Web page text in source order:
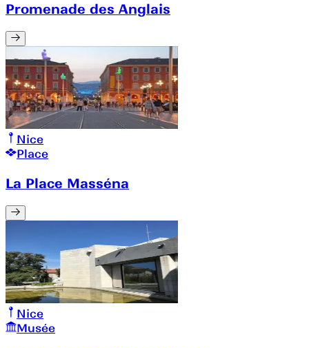
Promenade des Anglais
Nice
Place
La Place Masséna
Nice
Musée